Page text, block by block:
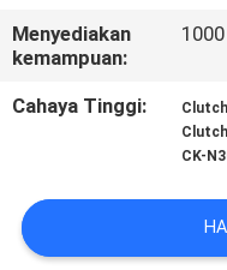
BERITA
KASUS
PENAWARAN
Menyediakan
kemampuan:
Cahaya Tinggi:
CK-